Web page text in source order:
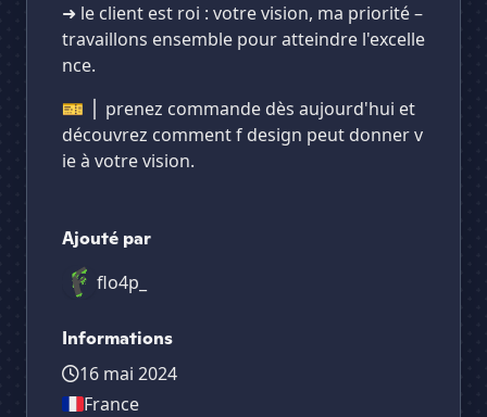
➜ le client est roi : votre vision, ma priorité –
travaillons ensemble pour atteindre l'excelle
nce.
🎫 ⎪ prenez commande dès aujourd'hui et
découvrez comment f design peut donner v
ie à votre vision.
Ajouté par
flo4p_
Informations
16 mai 2024
France